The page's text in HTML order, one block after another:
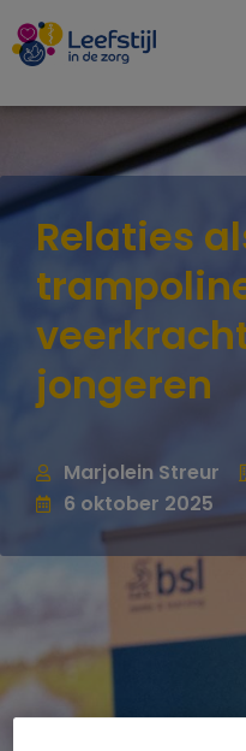
Relaties
jongeren
Marjolein Streur
6 oktober 2025